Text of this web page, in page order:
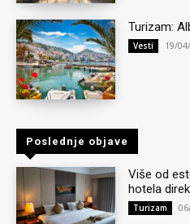
Turizam:
Vesti 19/
Poslednje objave
Više od
hotela
Turizam